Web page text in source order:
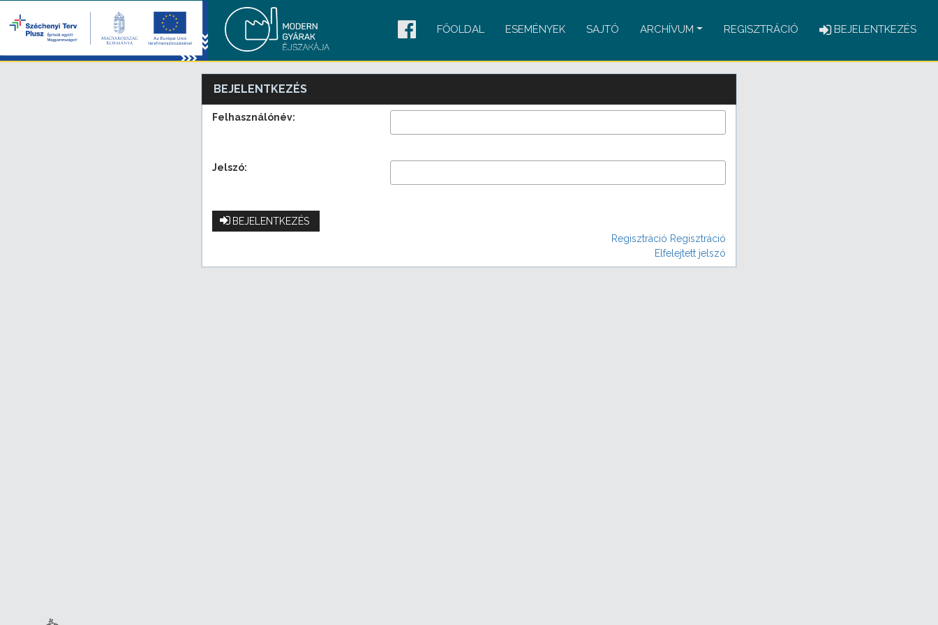
FŐOLDAL ESEMÉNYEK SAJTÓ ARCHÍVUM REGISZTRÁCIÓ BEJELENTKEZÉS
BEJELENTKEZÉS
Felhasználónév:
Jelszó:
BEJELENTKEZÉS
Regisztráció Regisztráció
Elfelejtett jelszó